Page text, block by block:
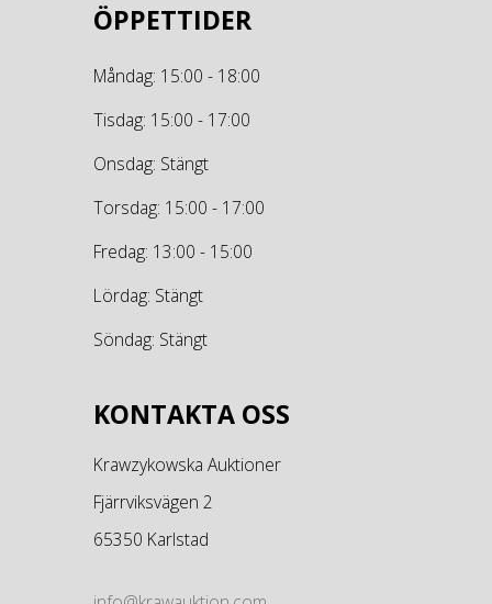
ÖPPETTIDER
Måndag: 15:00 - 18:00
Tisdag: 15:00 - 17:00
Onsdag: Stängt
Torsdag: 15:00 - 17:00
Fredag: 13:00 - 15:00
Lördag: Stängt
Söndag: Stängt
KONTAKTA OSS
Krawzykowska Auktioner
Fjärrviksvägen 2
65350 Karlstad